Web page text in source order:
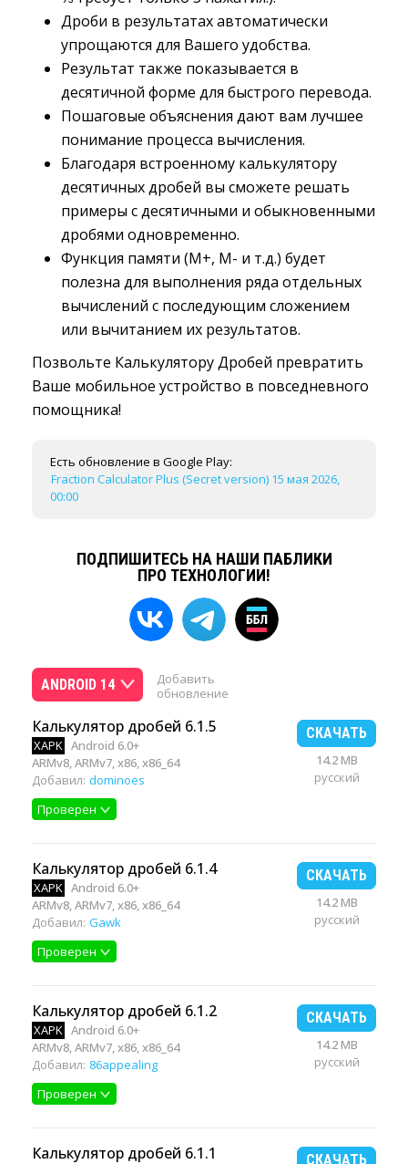
Дроби в результатах автоматически
упрощаются для Вашего удобства.
Pезультат также показывается в
десятичной форме для быстрого перевода.
Пошаговые объяснения дают вам лучшее
понимание процесса вычисления.
Благодаря встроенному калькулятору
десятичных дробей вы сможете решать
примеры c десятичными и обыкновенными
дробями одновременно.
Функция памяти (M+, M- и т.д.) будет
полезна для выполнения ряда отдельных
вычислений с последующим сложением
или вычитанием их результатов.
Позвольте Калькулятору Дробей превратить
Ваше мобильное устройство в повседневного
помощника!
Есть обновление в Google Play:
Fraction Calculator Plus (Secret version) 15 мая 2026,
00:00
ПОДПИШИТЕСЬ НА НАШИ ПАБЛИКИ
ПРО ТЕХНОЛОГИИ!
ANDROID 14
Добавить
обновление
Калькулятор дробей 6.1.5
XAPK Android 6.0+
ARMv8, ARMv7, x86, x86_64
Добавил: dominoes
Проверен
СКАЧАТЬ
14.2 MB
русский
Калькулятор дробей 6.1.4
XAPK Android 6.0+
ARMv8, ARMv7, x86, x86_64
Добавил: Gawk
Проверен
СКАЧАТЬ
14.2 MB
русский
Калькулятор дробей 6.1.2
XAPK Android 6.0+
ARMv8, ARMv7, x86, x86_64
Добавил: 86appealing
Проверен
СКАЧАТЬ
14.2 MB
русский
Калькулятор дробей 6.1.1 СКАЧАТЬ